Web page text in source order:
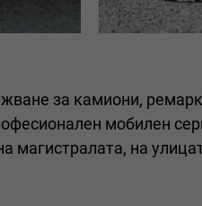
за камиони,
мобилен
магистралата, на